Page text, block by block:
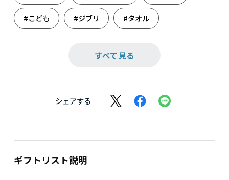
#こども #ジブリ #タオル
すべて見る
シェアする
ギフトリスト説明